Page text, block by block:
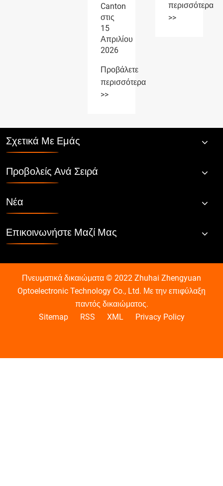
περισσότερα
>>
>>
Σχετικά Με Εμάς
Προβολείς Ανά Σειρά
Νέα
Επικοινωνήστε Μαζί Μας
Πνευματικά δικαιώματα © 2022 Zhuhai Zhengyuan
Optoelectronic Technology Co., Ltd. Με την επιφύλαξη
παντός δικαιώματος.
Sitemap
RSS XML Privacy Policy